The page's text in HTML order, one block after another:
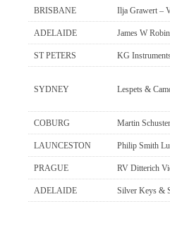
BRISBANE Ilja Grawert –
ADELAIDE James W
ST PETERS KG
SYDNEY Lespets &
COBURG Martin Schuster
LAUNCESTON Philip Smith
PRAGUE RV Ditterich
ADELAIDE Silver Keys &